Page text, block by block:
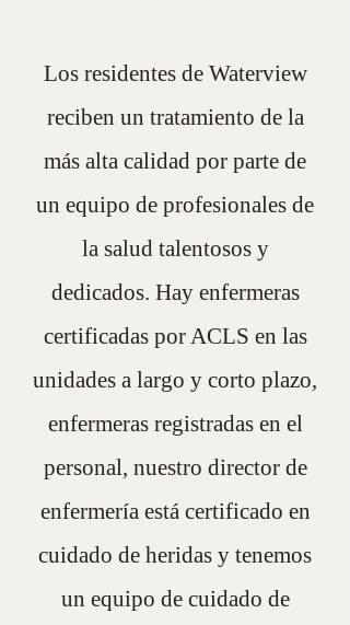
Los residentes de Waterview
reciben un tratamiento de la
más alta calidad por parte de
un equipo de profesionales de
la salud talentosos y
dedicados. Hay enfermeras
certificadas por ACLS en las
unidades a largo y corto plazo,
enfermeras registradas en el
personal, nuestro director de
enfermería está certificado en
cuidado de heridas y tenemos
un equipo de cuidado de